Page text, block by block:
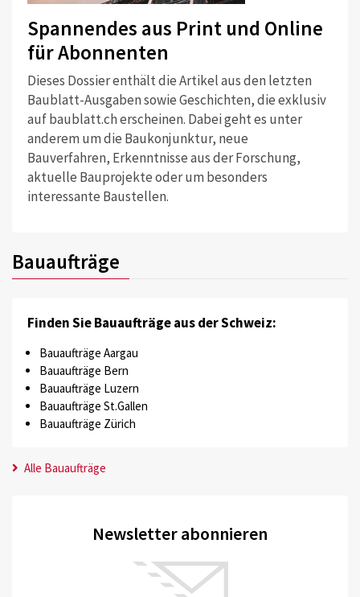
Spannendes aus Print und Online
für Abonnenten
Dieses Dossier enthält die Artikel aus den letzten
Baublatt-Ausgaben sowie Geschichten, die exklusiv
auf baublatt.ch erscheinen. Dabei geht es unter
anderem um die Baukonjunktur, neue
Bauverfahren, Erkenntnisse aus der Forschung,
aktuelle Bauprojekte oder um besonders
interessante Baustellen.
Bauaufträge
Finden Sie Bauaufträge aus der Schweiz:
Bauaufträge Aargau
Bauaufträge Bern
Bauaufträge Luzern
Bauaufträge St.Gallen
Bauaufträge Zürich
Alle Bauaufträge
Newsletter abonnieren